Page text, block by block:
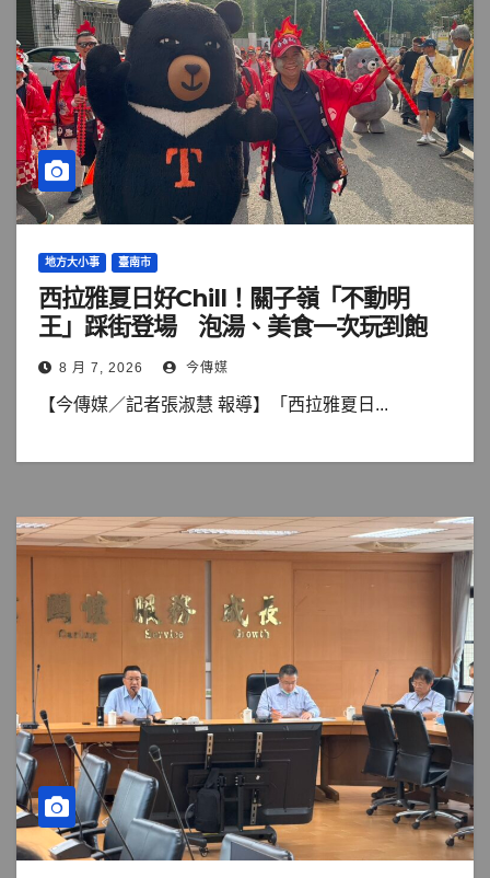
地方大小事 臺南市
西拉雅夏日好Chill！關子嶺「不動明
王」踩街登場 泡湯、美食一次玩到飽
8 月 7, 2026 今傳媒
【今傳媒／記者張淑慧 報導】「西拉雅夏日...